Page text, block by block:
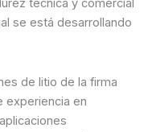
técnica y comercial
se está desarrollando
de litio de la firma
experiencia en